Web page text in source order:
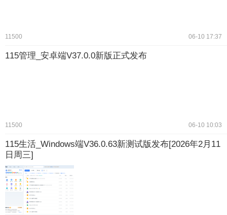
11500 06-10 17:37
115管理_安卓端V37.0.0新版正式发布
11500 06-10 10:03
115生活_Windows端V36.0.63新测试版发布[2026年2月11
日周三]